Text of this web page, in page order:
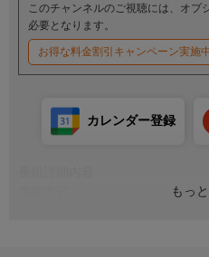
このチャンネルのご視聴には、オプ
必要となります。
お得な料金割引キャンペーン実施
もっ
カレンダー登録